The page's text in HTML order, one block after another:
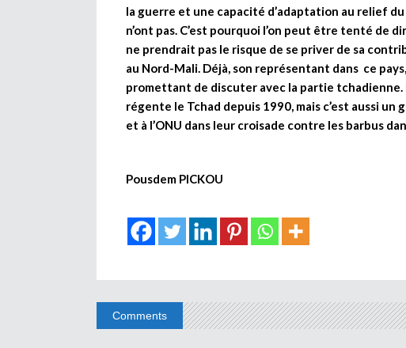
la guerre et une capacité d’adaptation au relief
n’ont pas. C’est pourquoi l’on peut être tenté de
ne prendrait pas le risque de se priver de sa
au Nord-Mali. Déjà, son représentant dans ce
promettant de discuter avec la partie
régente le Tchad depuis 1990, mais c’est aussi
et à l’ONU dans leur croisade contre les barbus
Pousdem PICKOU
Comments